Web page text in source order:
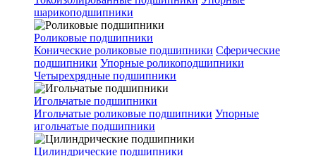
шарикоподшипники
Роликовые подшипники
Конические роликовые подшипники Сферические
подшипники Упорные роликоподшипники
Четырехрядные подшипники
Игольчатые подшипники
Игольчатые роликовые подшипники Упорные
игольчатые подшипники
Цилиндрические подшипники